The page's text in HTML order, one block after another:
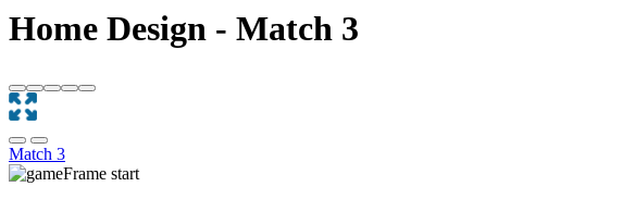
Home Design - Match 3
Match 3